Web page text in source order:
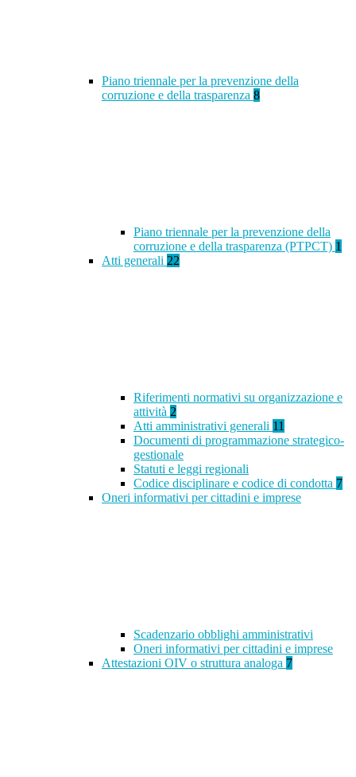
Piano triennale per la prevenzione della
corruzione e della trasparenza 8
Piano triennale per la prevenzione della
corruzione e della trasparenza (PTPCT) 1
Atti generali 22
Riferimenti normativi su organizzazione e
attività 2
Atti amministrativi generali 11
Documenti di programmazione strategico-
gestionale
Statuti e leggi regionali
Codice disciplinare e codice di condotta 7
Oneri informativi per cittadini e imprese
Scadenzario obblighi amministrativi
Oneri informativi per cittadini e imprese
Attestazioni OIV o struttura analoga 7